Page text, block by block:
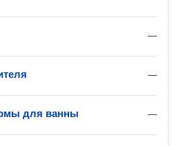
—
—
—
для ванны